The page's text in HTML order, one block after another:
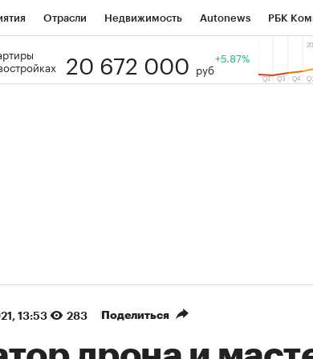
Отрасли Недвижимость Autonews РБК
Образование Тренды
20 672 000 руб
+5.87%
13:53 283 Поделиться